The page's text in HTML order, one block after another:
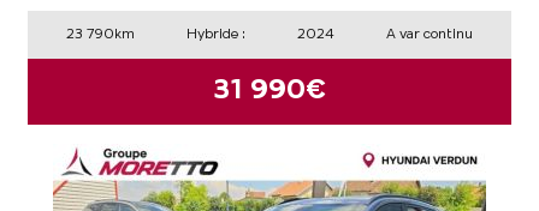
23 790km Hybride : 2024 A var continu
31 990€